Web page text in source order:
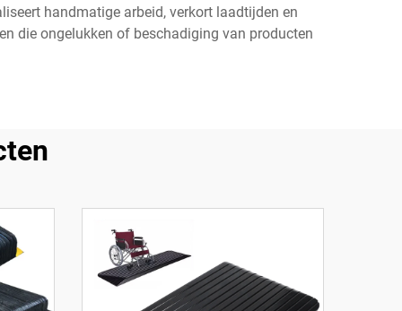
handmatige arbeid, verkort laadtijden en
die ongelukken of beschadiging van producten